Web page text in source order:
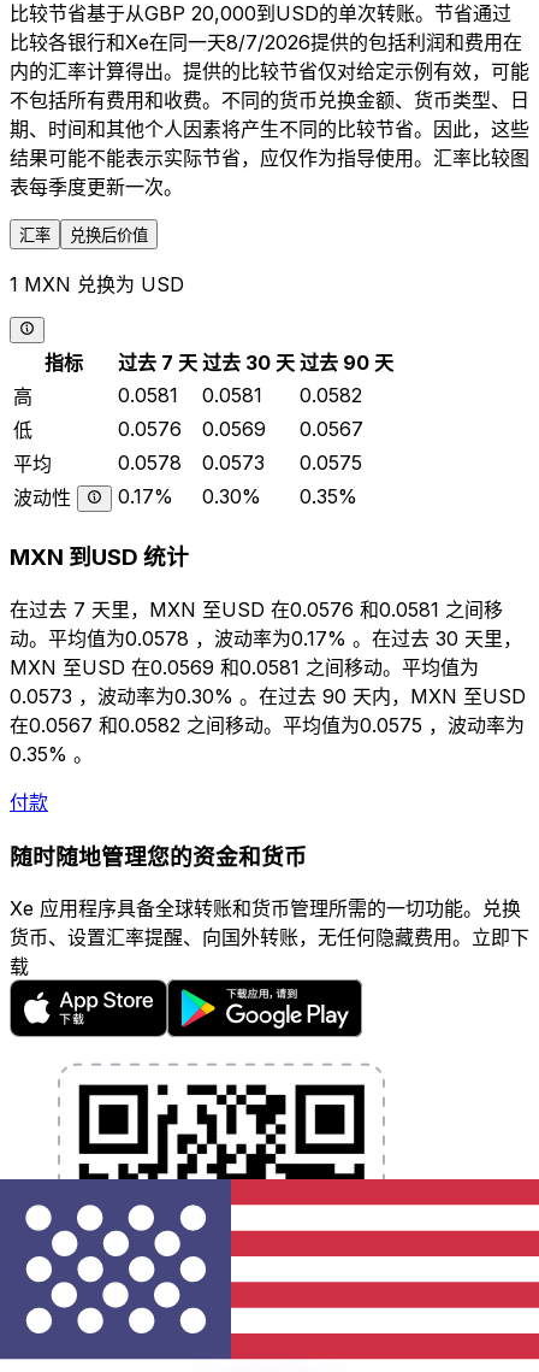
比较节省基于从GBP 20,000到USD的单次转账。节省通过
比较各银行和Xe在同一天8/7/2026提供的包括利润和费用在
内的汇率计算得出。提供的比较节省仅对给定示例有效，可能
不包括所有费用和收费。不同的货币兑换金额、货币类型、日
期、时间和其他个人因素将产生不同的比较节省。因此，这些
结果可能不能表示实际节省，应仅作为指导使用。汇率比较图
表每季度更新一次。
汇率 兑换后价值
1 MXN 兑换为 USD
指标 过去 7 天 过去 30 天 过去 90 天
高
0.0581 0.0581
0.0582
低
0.0576 0.0569
0.0567
平均
0.0578 0.0573
0.0575
波动性
0.17% 0.30% 0.35%
MXN 到USD 统计
在过去 7 天里，MXN 至USD 在0.0576 和0.0581 之间移
动。平均值为0.0578 ，波动率为0.17% 。在过去 30 天里，
MXN 至USD 在0.0569 和0.0581 之间移动。平均值为
0.0573 ，波动率为0.30% 。在过去 90 天内，MXN 至USD
在0.0567 和0.0582 之间移动。平均值为0.0575 ，波动率为
0.35% 。
付款
随时随地管理您的资金和货币
Xe 应用程序具备全球转账和货币管理所需的一切功能。兑换
货币、设置汇率提醒、向国外转账，无任何隐藏费用。立即下
载